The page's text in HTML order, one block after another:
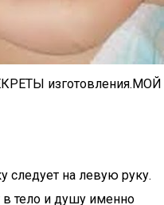
изготовления.МОЙ
следует на левую руку.
тело и душу именно